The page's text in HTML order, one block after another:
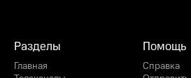
Разделы
Главная
Помощь
Справка